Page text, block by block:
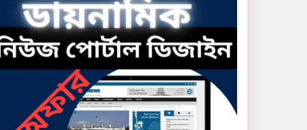
ছাতক থানার পুলিশ সদস্য
সংগীতে শ্রেষ্ঠ শিল্পী নির্বাচিত
ছাতকের নবাগত ইউএনও’র
সাথে প্রেসক্লাব নেতৃবৃন্দের
সাক্ষাত